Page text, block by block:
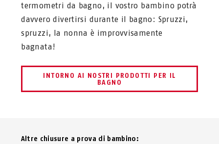
termometri da bagno, il vostro bambino potrà
davvero divertirsi durante il bagno: Spruzzi,
spruzzi, la nonna è improvvisamente
bagnata!
INTORNO AI NOSTRI PRODOTTI PER IL
BAGNO
Altre chiusure a prova di bambino: